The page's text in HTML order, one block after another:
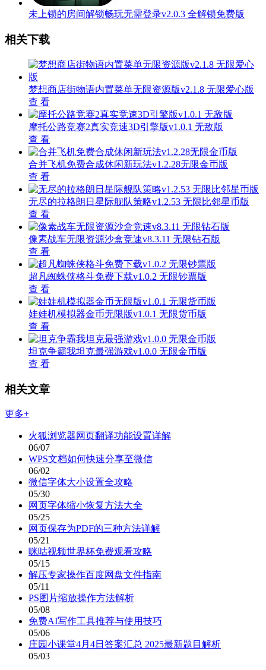
未上锁的房间解锁畅玩无需登录v2.0.3 全解锁免费版
相关下载
梦想商店街物语内置菜单无限资源版v2.1.8 无限爱心版
查 看
摩托公路竞赛2真实竞速3D引擎版v1.0.1 无敌版
查 看
合并飞机免费合成休闲新玩法v1.2.28无限金币版
查 看
无尽的拉格朗日星际舰队策略v1.2.53 无限比邻星币版
查 看
像素战车无限资源沙盒竞速v8.3.11 无限钻石版
查 看
超凡蜘蛛侠格斗免费下载v1.0.2 无限钞票版
查 看
娃娃机模拟器金币无限版v1.0.1 无限货币版
查 看
坦克争霸我坦克最强游戏v1.0.0 无限金币版
查 看
相关文章
更多+
火狐浏览器网页翻译功能设置详解
06/07
WPS文档如何快速分享至微信
06/02
微信字体大小设置全攻略
05/30
网页字体缩小恢复方法大全
05/25
网页保存为PDF的三种方法详解
05/21
咪咕视频世界杯免费观看攻略
05/15
解压专家操作百度网盘文件指南
05/11
PS图片缩放操作方法解析
05/08
免费AI写作工具推荐与使用技巧
05/06
庄园小课堂4月4日答案汇总 2025最新题目解析
05/03